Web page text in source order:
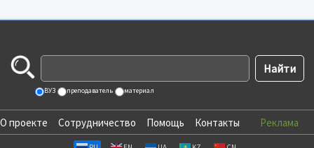
ВУЗ преподаватель материал
О проекте Сотрудничество Помощь Контакты Реклама